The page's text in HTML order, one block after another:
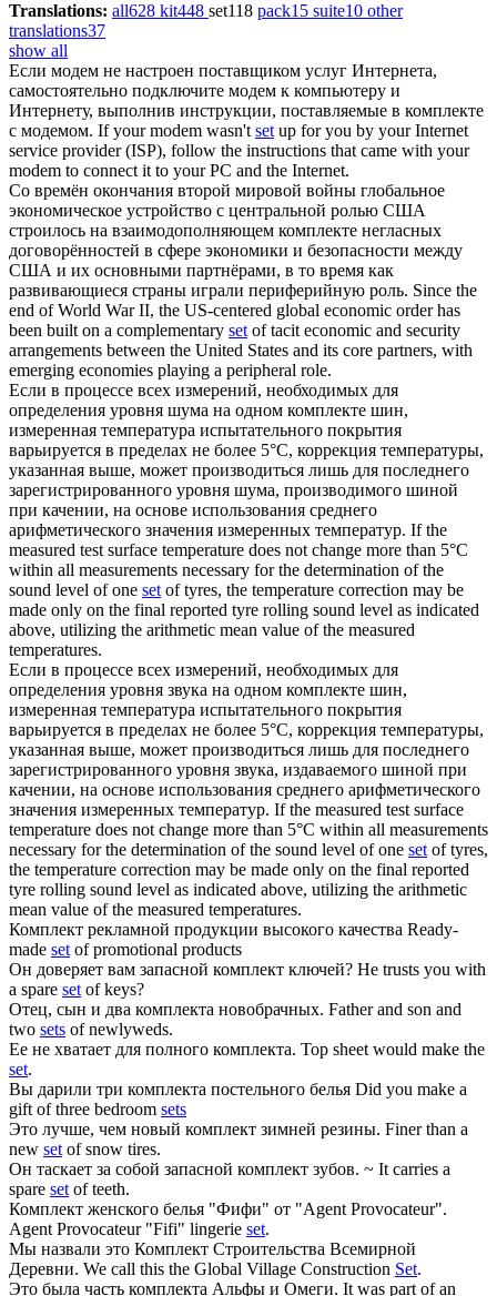
Translations: all628 kit448 set118 pack15 suite10 other
translations37
show all
Если модем не настроен поставщиком услуг Интернета,
самостоятельно подключите модем к компьютеру и
Интернету, выполнив инструкции, поставляемые в комплекте
с модемом. If your modem wasn'tsetup for you by your Internet
service provider (ISP), follow the instructions that came with your
modem to connect it to your PC and the Internet.
Со времён окончания второй мировой войны глобальное
экономическое устройство с центральной ролью США
строилось на взаимодополняющем комплекте негласных
договорённостей в сфере экономики и безопасности между
США и их основными партнёрами, в то время как
развивающиеся страны играли периферийную роль. Since the
end of World War II, the US-centered global economic order has
been built on a complementary setof tacit economic and security
arrangements between the United States and its core partners, with
emerging economies playing a peripheral role.
Если в процессе всех измерений, необходимых для
определения уровня шума на одном комплекте шин,
измеренная температура испытательного покрытия
варьируется в пределах не более 5°С, коррекция температуры,
указанная выше, может производиться лишь для последнего
зарегистрированного уровня шума, производимого шиной
при качении, на основе использования среднего
арифметического значения измеренных температур. If the
measured test surface temperature does not change more than 5°C
within all measurements necessary for the determination of the
sound level of one setof tyres, the temperature correction may be
made only on the final reported tyre rolling sound level as indicated
above, utilizing the arithmetic mean value of the measured
temperatures.
Если в процессе всех измерений, необходимых для
определения уровня звука на одном комплекте шин,
измеренная температура испытательного покрытия
варьируется в пределах не более 5°С, коррекция температуры,
указанная выше, может производиться лишь для последнего
зарегистрированного уровня звука, издаваемого шиной при
качении, на основе использования среднего арифметического
значения измеренных температур. If the measured test surface
temperature does not change more than 5°C within all measurements
necessary for the determination of the sound level of one setof tyres,
the temperature correction may be made only on the final reported
tyre rolling sound level as indicated above, utilizing the arithmetic
mean value of the measured temperatures.
Комплект рекламной продукции высокого качества Ready-
made setof promotional products
Он доверяет вам запасной комплект ключей? He trusts you with
a spare setof keys?
Отец, сын и два комплекта новобрачных. Father and son and
two sets of newlyweds.
Ее не хватает для полного комплекта. Top sheet would make the
set.
Вы дарили три комплекта постельного белья Did you make a
gift of three bedroom sets
Это лучше, чем новый комплект зимней резины. Finer than a
new setof snow tires.
Он таскает за собой запасной комплект зубов. ~ It carries a
spare setof teeth.
Комплект женского белья "Фифи" от "Agent Provocateur".
Agent Provocateur "Fifi" lingerie set.
Мы назвали это Комплект Строительства Всемирной
Деревни. We call this the Global Village Construction Set.
Это была часть комплекта Альфы и Омеги. It was part of an